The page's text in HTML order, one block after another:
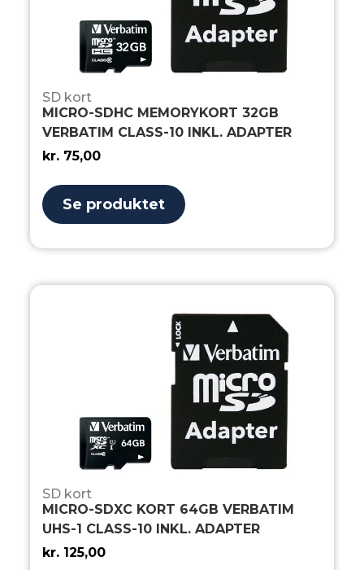
SD kort
MICRO-SDHC MEMORYKORT 32GB
VERBATIM CLASS-10 INKL. ADAPTER
kr. 75,00
Se produktet
SD kort
MICRO-SDXC KORT 64GB VERBATIM
UHS-1 CLASS-10 INKL. ADAPTER
kr. 125,00